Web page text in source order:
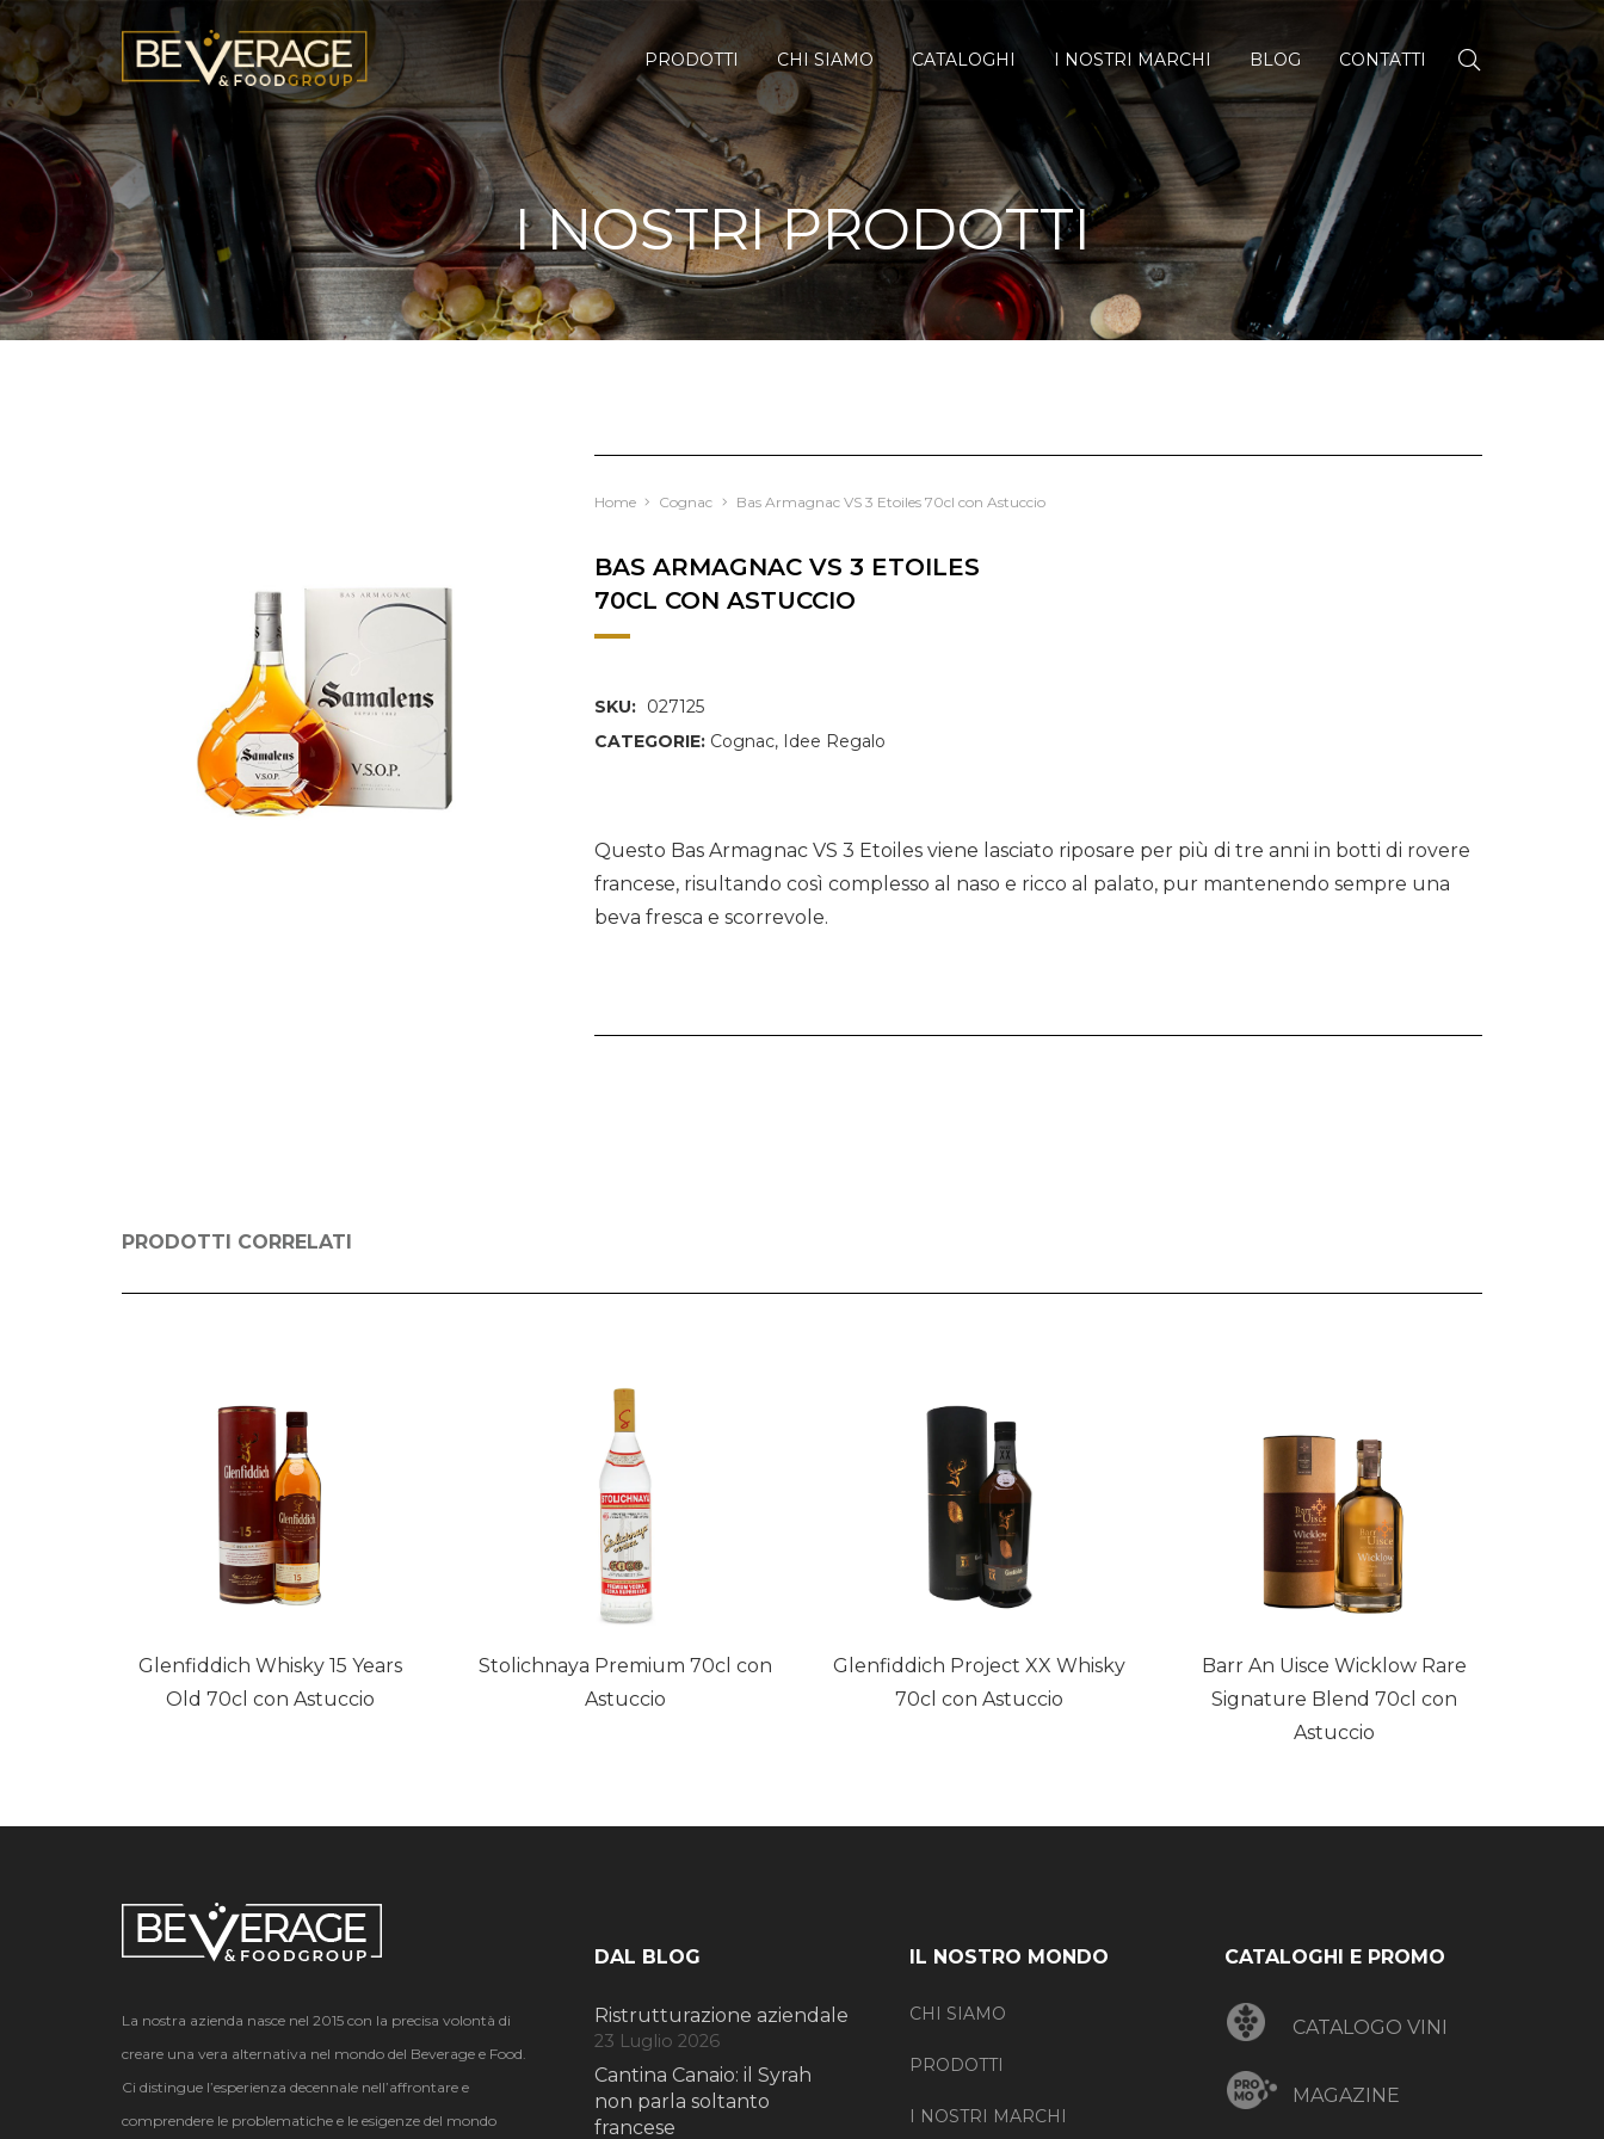
PRODOTTI CHI SIAMO CATALOGHI I NOSTRI MARCHI BLOG CONTATTI
I NOSTRI PRODOTTI
Home Cognac Bas Armagnac VS 3 Etoiles 70cl con Astuccio
BAS ARMAGNAC VS 3 ETOILES
70CL CON ASTUCCIO
SKU: 027125
CATEGORIE: Cognac, Idee Regalo
Questo Bas Armagnac VS 3 Etoiles viene lasciato riposare per più di tre anni in botti di rovere
francese, risultando così complesso al naso e ricco al palato, pur mantenendo sempre una
beva fresca e scorrevole.
PRODOTTI CORRELATI
Glenfiddich Whisky 15 Years
Old 70cl con Astuccio
Stolichnaya Premium 70cl con
Astuccio
Glenfiddich Project XX Whisky
70cl con Astuccio
Barr An Uisce Wicklow Rare
Signature Blend 70cl con
Astuccio
La nostra azienda nasce nel 2015 con la precisa volontà di
creare una vera alternativa nel mondo del Beverage e Food.
Ci distingue l’esperienza decennale nell’affrontare e
comprendere le problematiche e le esigenze del mondo
DAL BLOG
Ristrutturazione aziendale
23 Luglio 2026
Cantina Canaio: il Syrah
non parla soltanto
francese
IL NOSTRO MONDO
CHI SIAMO
PRODOTTI
I NOSTRI MARCHI
CATALOGHI E PROMO
CATALOGO VINI
MAGAZINE